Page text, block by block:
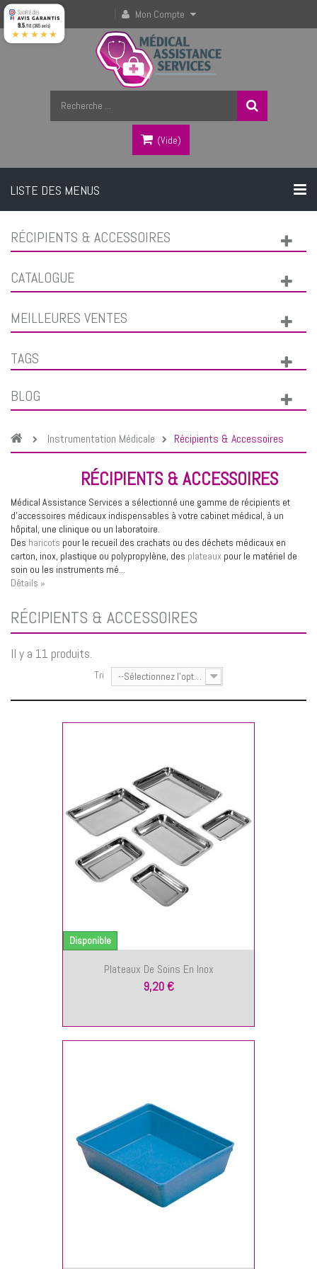
Mon Compte
(vide)
LISTE DES MENUS
RÉCIPIENTS & ACCESSOIRES
CATALOGUE
MEILLEURES VENTES
TAGS
BLOG
Instrumentation Médicale Récipients & Accessoires
RÉCIPIENTS & ACCESSOIRES
Médical Assistance Services a sélectionné une gamme de récipients et
d'accessoires médicaux indispensables à votre cabinet médical, à un
hôpital, une clinique ou un laboratoire.
Des haricots pour le recueil des crachats ou des déchets médicaux en
carton, inox, plastique ou polypropylène, des plateaux pour le matériel de
soin ou les instruments mé...
Détails »
RÉCIPIENTS & ACCESSOIRES
Il y a 11 produits.
Tri --Sélectionnez l'option--
Plateaux De Soins En Inox
9,20 €
Disponible
9.5/10 (365 avis)
★★★★★